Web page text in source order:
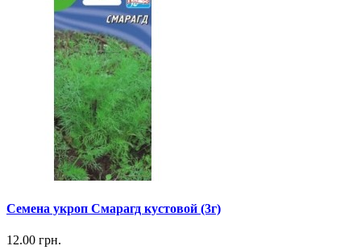
Семена укроп Смарагд кустовой (3г)
12.00 грн.